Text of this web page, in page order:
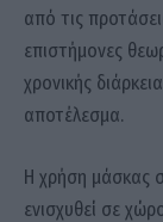
από τις
επιστήμονες
χρονικής
αποτέλεσμα.
Η χρήση μάσκας
ενισχυθεί σε